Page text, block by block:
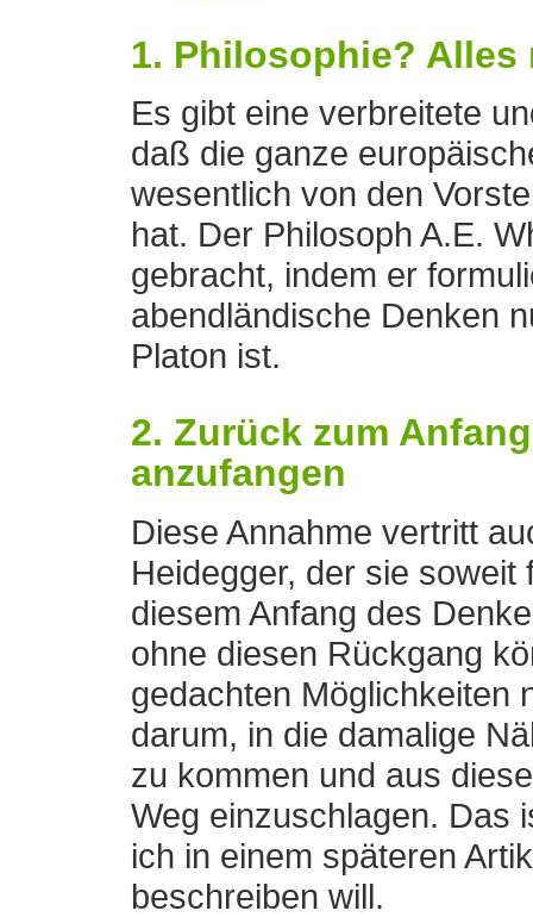
1. Philosophie?
Es gibt eine verbreitete
daß die ganze
wesentlich von den
hat. Der Philosoph A.E.
gebracht, indem er
abendländische Denken
Platon ist.
2. Zurück zum
anzufangen
Diese Annahme vertritt
Heidegger, der sie
diesem Anfang des
ohne diesen Rückgang
gedachten Möglichkeiten
darum, in die damalige
zu kommen und aus
Weg einzuschlagen. Das
ich in einem späteren
beschreiben will.